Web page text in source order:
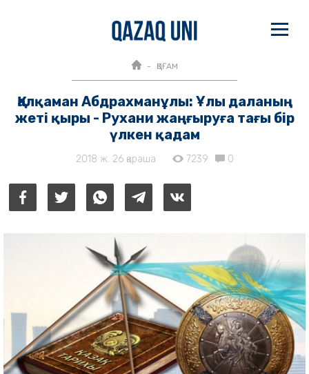
ҚОҒАМ
Қалқаман Абдрахманұлы: Ұлы даланың
жеті қыры - Рухани жаңғыруға тағы бір
үлкен қадам
2018 ж. 26 қараша 7239 0